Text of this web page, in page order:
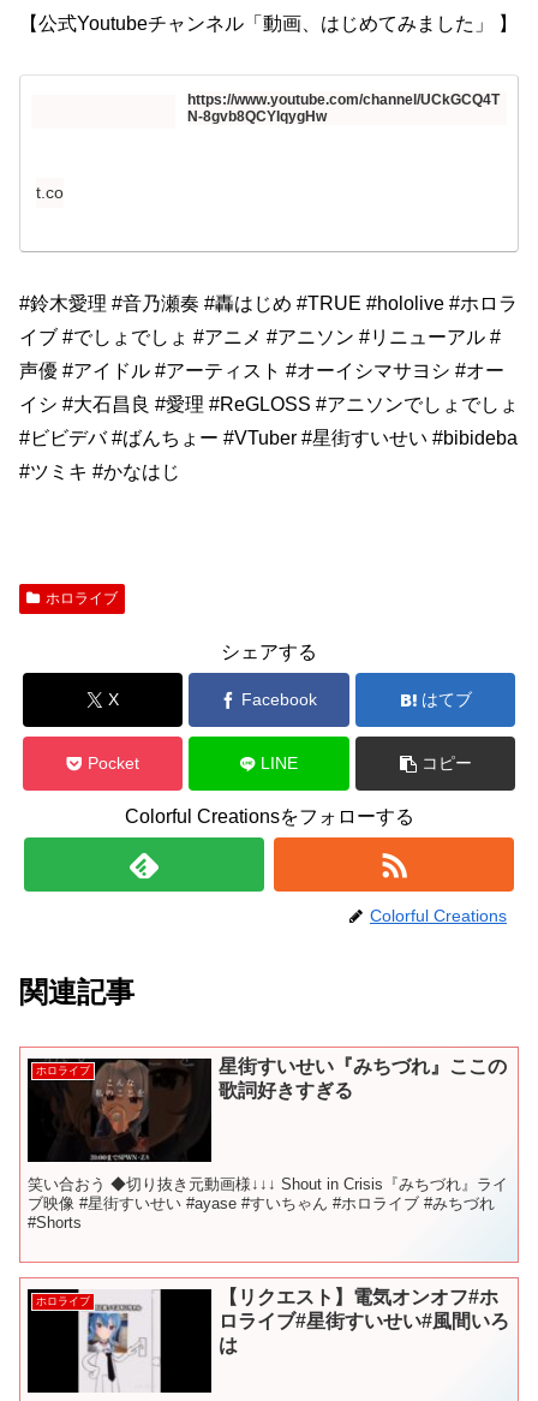
【公式Youtubeチャンネル「動画、はじめてみました」 】
https://www.youtube.com/channel/UCkGCQ4T
N-8gvb8QCYIqygHw
t.co
#鈴木愛理 #音乃瀬奏 #轟はじめ #TRUE #hololive #ホロラ
イブ #でしょでしょ #アニメ #アニソン #リニューアル #
声優 #アイドル #アーティスト #オーイシマサヨシ #オー
イシ #大石昌良 #愛理 #ReGLOSS #アニソンでしょでしょ
#ビビデバ #ばんちょー #VTuber #星街すいせい #bibideba
#ツミキ #かなはじ
ホロライブ
シェアする
X Facebook はてブ
Pocket LINE コピー
Colorful Creationsをフォローする
Colorful Creations
関連記事
ホロライブ
星街すいせい『みちづれ』ここの
歌詞好きすぎる
笑い合おう ◆切り抜き元動画様↓↓↓ Shout in Crisis『みちづれ』ライ
ブ映像 #星街すいせい #ayase #すいちゃん #ホロライブ #みちづれ
#Shorts
ホロライブ
【リクエスト】電気オンオフ#ホ
ロライブ#星街すいせい#風間いろ
は